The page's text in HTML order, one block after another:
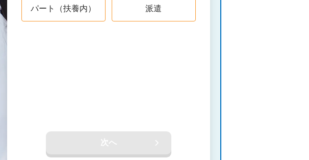
パート（扶養内） 派遣
次へ